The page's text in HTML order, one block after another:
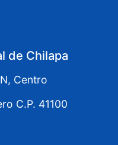
de Chilapa
Centro
C.P. 41100